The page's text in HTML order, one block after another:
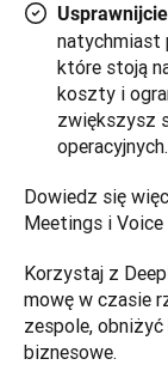
natychmiast
które stoją
koszty i
zwiększysz
operacyjnych.
Dowiedz się
Meetings i
Korzystaj z
mowę w czasie
zespole,
biznesowe.